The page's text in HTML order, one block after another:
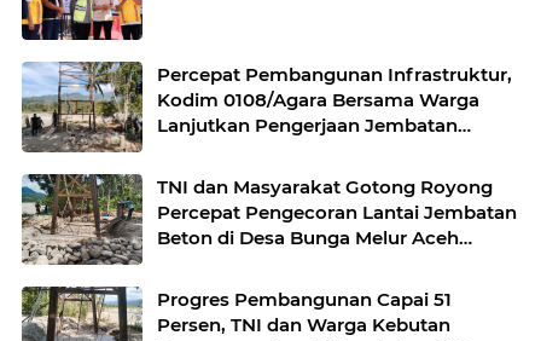
Percepat Pembangunan Infrastruktur,
Kodim 0108/Agara Bersama Warga
Lanjutkan Pengerjaan Jembatan
Tenggara
TNI dan Masyarakat Gotong Royong
Percepat Pengecoran Lantai Jembatan
Beton di Desa Bunga Melur Aceh
Progres Pembangunan Capai 51
Persen, TNI dan Warga Kebutan